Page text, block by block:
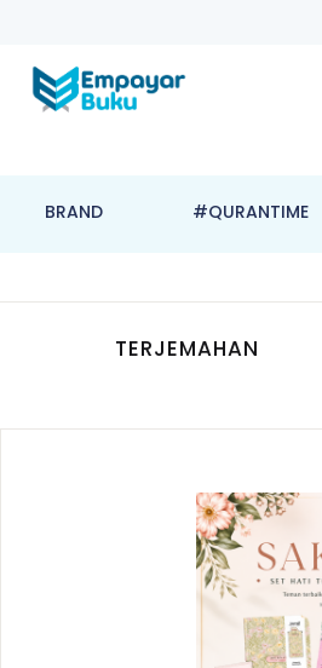
BRAND #QURANTIME
TERJEMAHAN